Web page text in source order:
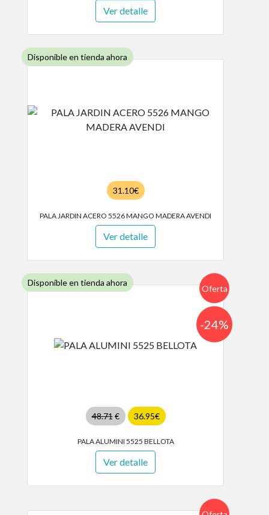
Ver detalle
Disponible en tienda ahora
31.10€
PALA JARDIN ACERO 5526 MANGO MADERA AVENDI
Ver detalle
Disponible en tienda ahora
Oferta
48.71€ 36.95€
-24%
PALA ALUMINI 5525 BELLOTA
Ver detalle